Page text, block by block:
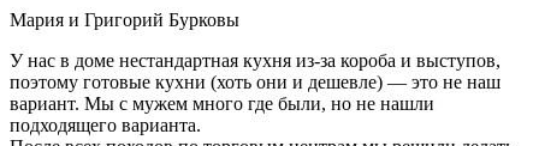
Мария и Григорий Бурковы
У нас в доме нестандартная кухня из-за короба и выступов,
поэтому готовые кухни (хоть они и дешевле) — это не наш
вариант. Мы с мужем много где были, но не нашли
подходящего варианта.